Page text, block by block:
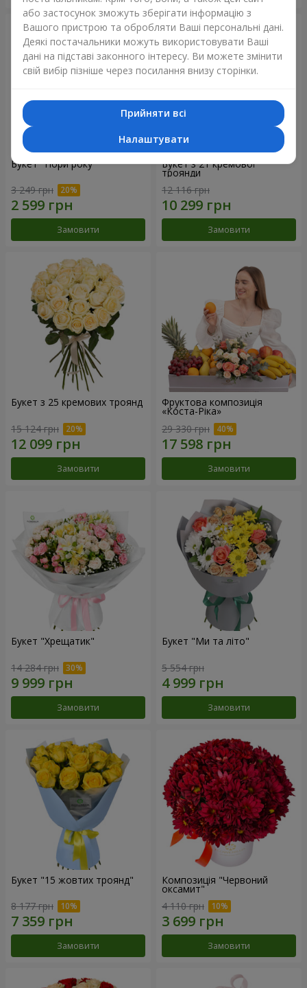
Букет "Пори року"
3 249 грн
Замовити
Букет з 21 кремової
троянди
12 116 грн
Замовити
Букет з 25 кремових троянд
15 124 грн
Замовити
Фруктова композиція
«Коста-Ріка»
29 330 грн
Замовити
Букет "Хрещатик"
14 284 грн
Замовити
Букет "Ми та літо"
5 554 грн
Замовити
Букет "15 жовтих троянд"
8 177 грн
Замовити
Композиція "Червоний
оксамит"
4 110 грн
Замовити
або застосунок зможуть зберігати інформацію з
Вашого пристрою та обробляти Ваші персональні дані.
Деякі постачальники можуть використовувати Ваші
дані на підставі законного інтересу. Ви можете змінити
свій вибір пізніше через посилання внизу сторінки.
Прийняти всі
Налаштувати